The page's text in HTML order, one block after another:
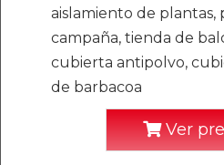
aislamiento de plantas,
campaña, tienda de
cubierta antipolvo,
de barbacoa
Ver